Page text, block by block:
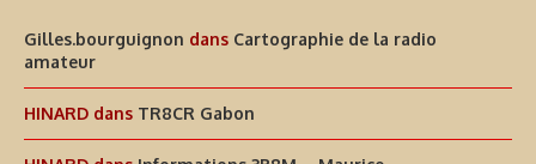
Gilles.bourguignon dans Cartographie de la radio
amateur
HINARD dans TR8CR Gabon